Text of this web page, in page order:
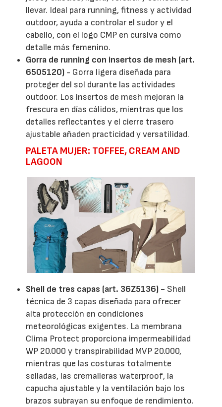
llevar. Ideal para running, fitness y actividad
outdoor, ayuda a controlar el sudor y el
cabello, con el logo CMP en cursiva como
detalle más femenino.
Gorra de running con insertos de mesh (art.
6505120) - Gorra ligera diseñada para
proteger del sol durante las actividades
outdoor. Los insertos de mesh mejoran la
frescura en días cálidos, mientras que los
detalles reflectantes y el cierre trasero
ajustable añaden practicidad y versatilidad.
PALETA MUJER: TOFFEE, CREAM AND
LAGOON
Shell de tres capas (art. 36Z5136) - Shell
técnica de 3 capas diseñada para ofrecer
alta protección en condiciones
meteorológicas exigentes. La membrana
Clima Protect proporciona impermeabilidad
WP 20.000 y transpirabilidad MVP 20.000,
mientras que las costuras totalmente
selladas, las cremalleras waterproof, la
capucha ajustable y la ventilación bajo los
brazos subrayan su enfoque de rendimiento.